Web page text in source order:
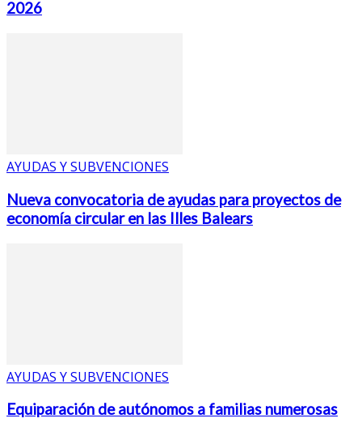
2026
AYUDAS Y SUBVENCIONES
Nueva convocatoria de ayudas para proyectos de
economía circular en las Illes Balears
AYUDAS Y SUBVENCIONES
Equiparación de autónomos a familias numerosas